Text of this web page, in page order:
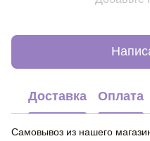
Доставка Оплата
Самовывоз из нашего